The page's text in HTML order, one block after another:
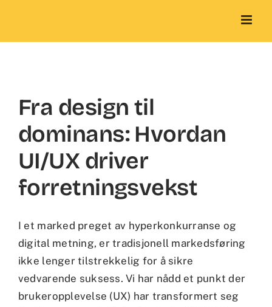
content
Fra design til
dominans: Hvordan
UI/UX driver
forretningsvekst
I et marked preget av hyperkonkurranse og
digital metning, er tradisjonell markedsføring
ikke lenger tilstrekkelig for å sikre
vedvarende suksess. Vi har nådd et punkt der
brukeropplevelse (UX) har transformert seg